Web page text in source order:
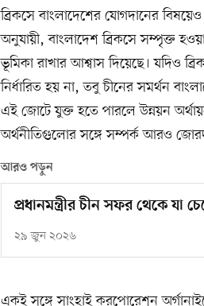
ব্রিকসে বাংলাদেশের যোগদানের
অনুযায়ী, বাংলাদেশ ব্রিকসে সম্পৃক্ত
ভূমিকা রাখার আশ্বাস দিয়েছে। যদিও
নির্ধারিত হয় না, তবু চীনের সমর্থন
এই জোটে যুক্ত হতে পারলে উন্নয়ন
অর্থনীতিগুলোর সঙ্গে সম্পর্ক আরও
আরও পড়ুন
প্রধানমন্ত্রীর চীন সফর থেকে যা
২৯ জুন ২০২৬
একই সঙ্গে সাংহাই করপোরেশন